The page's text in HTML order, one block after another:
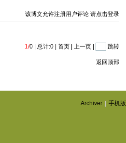
该博文允许注册用户评论 请点击登录
1/0 | 总计:0 | 首页 | 上一页 | 跳转
返回顶部
Archiver 手机版